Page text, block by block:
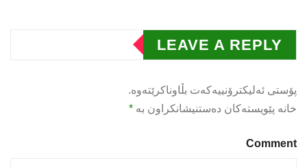
LEAVE A REPLY
پۆستی ئەلیکترۆنییەکەت بڵاوناکرێتەوە.
خانە پێویستەکان دەستنیشانکراون بە *
Comment